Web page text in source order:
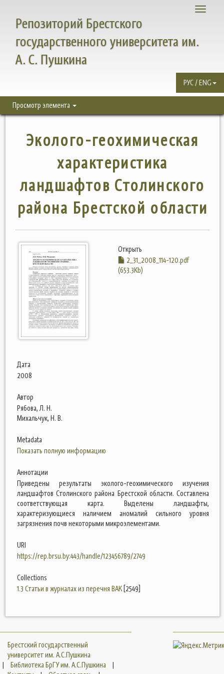
Toggle
Репозиторий Брестского
государственного университета им.
А. С. Пушкина
РУС / ENG
Просмотр элемента
Эколого-геохимическая
характеристика
ландшафтов Столинского
района Брестской области
Открыть
2_31_2008_114-120.pdf
(653.3Kb)
Дата
2008
Автор
Рябова, Л. Н.
Михальчук, Н. В.
Metadata
Показать полную информацию
Аннотации
Приведены результаты эколого-геохимического изучения
ландшафтов Столинского района Брестской области. Составлена
соответствующая карта. Выделены ландшафты,
характеризующиеся наличием аномалий сильного уровня
загрязнения почв некоторыми микроэлементами.
URI
https://rep.brsu.by:443/handle/123456789/2749
Collections
1.3 Статьи в журналах из перечня ВАК [2549]
Брестский государственный
университет им. А.С.Пушкина
|
Библиотека БрГУ им. А.С.Пушкина
|